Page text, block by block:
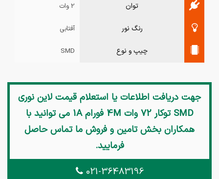
توان 2 وات
رنگ نور آفتابی
چیپ و نوع SMD
جهت دریافت اطلاعات یا استعلام قیمت لاین نوری
SMD توکار 72 وات 4M فورام 1A
می توانید با
همکاران بخش تامین و فروش ما تماس حاصل
فرمایید.
021-36483196